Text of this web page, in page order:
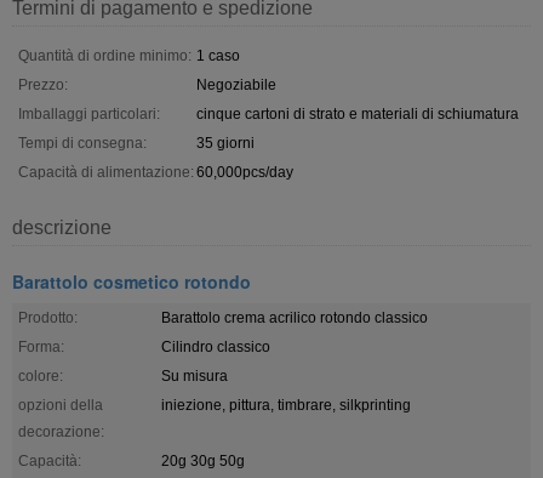
Termini di pagamento e spedizione
Quantità di ordine minimo: 1 caso
Prezzo:
Negoziabile
Imballaggi particolari:
cinque cartoni di strato e materiali di schiumatura
Tempi di consegna:
35 giorni
Capacità di alimentazione: 60,000pcs/day
descrizione
Barattolo cosmetico rotondo
Prodotto:
Barattolo crema acrilico rotondo classico
Forma:
Cilindro classico
colore:
Su misura
opzioni della
decorazione:
iniezione, pittura, timbrare, silkprinting
Capacità:
20g 30g 50g